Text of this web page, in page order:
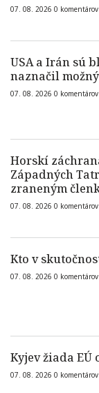
07. 08. 2026 0 komentárov
USA a Irán sú
naznačil
07. 08. 2026 0 komentárov
Horskí
Západných
zraneným
07. 08. 2026 0 komentárov
Kto v
07. 08. 2026 0 komentárov
Kyjev žiada EÚ
07. 08. 2026 0 komentárov